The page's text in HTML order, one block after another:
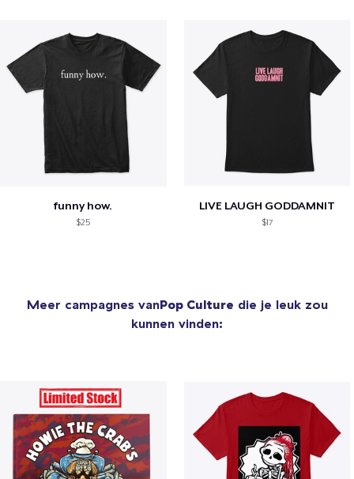
funny how.
$25
LIVE LAUGH GODDAMNIT
$17
Meer campagnes vanPop Culture die je leuk zou
kunnen vinden: